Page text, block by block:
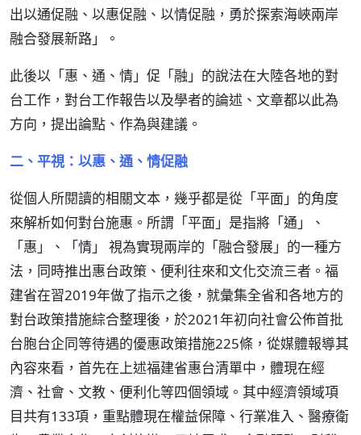
出以通促融、以惠促融、以情促融，勇於探索海峽兩岸
融合發展新路」。
此後以「惠、通、情」促「融」的說法在大陸各地的對
台工作，對台工作報告以及學者的論述、文章都以此為
方向，提出論點、作為與建議。
二、平視：以惠、通、情促融
從個人所閱讀的相關文本，幾乎都是從「平面」的角度
來解析如何對台施惠。所謂「平面」是指將「通」、
「惠」、「情」 視為實現兩岸的「融合發展」的一種方
法，同時推出惠台政策、便利往來和文化交流三者。福
建省在習2019年做了指示之後，就彙集全省和各地方的
對台政策措施綜合整理後，於2021年初向社會公佈首批
台胞台企同等待遇的優惠政策措施225條，從媒體報導其
內容來看，首先在上述福建省惠台清單中，體現在經
濟、社會、文教、便利化等四個領域。其中經濟領域項
目共有133項，重點體現在權益保障、行業准入、醫療衛